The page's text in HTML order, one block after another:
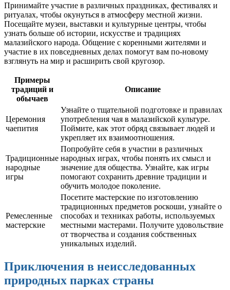
Принимайте участие в различных праздниках, фестивалях и
ритуалах, чтобы окунуться в атмосферу местной жизни.
Посещайте музеи, выставки и культурные центры, чтобы
узнать больше об истории, искусстве и традициях
малазийского народа. Общение с коренными жителями и
участие в их повседневных делах помогут вам по-новому
взглянуть на мир и расширить свой кругозор.
Примеры
традиций и
обычаев
Описание
Церемония
чаепития
Узнайте о тщательной подготовке и правилах
употребления чая в малазийской культуре.
Поймите, как этот обряд связывает людей и
укрепляет их взаимоотношения.
Традиционные
народные
игры
Попробуйте себя в участии в различных
народных играх, чтобы понять их смысл и
значение для общества. Узнайте, как игры
помогают сохранить древние традиции и
обучить молодое поколение.
Ремесленные
мастерские
Посетите мастерские по изготовлению
традиционных предметов роскоши, узнайте о
способах и техниках работы, используемых
местными мастерами. Получите удовольствие
от творчества и создания собственных
уникальных изделий.
Приключения в неисследованных
природных парках страны